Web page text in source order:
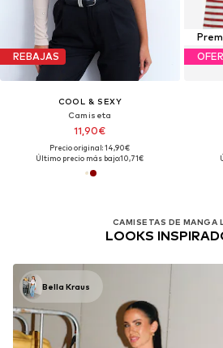
REBAJAS
COOL & SEXY
Camiseta
11,90€
Precio original: 14,90€
Último precio más bajo:10,71€
CAMISETAS DE MANGA
LOOKS
Bella Kraus